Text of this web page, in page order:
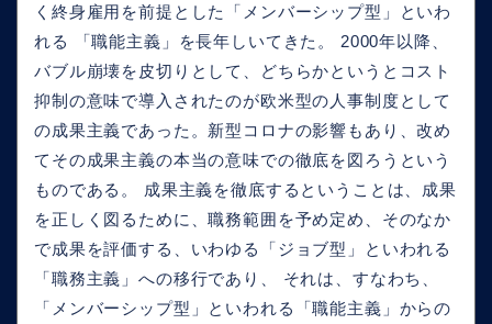
く終身雇用を前提とした「メンバーシップ型」といわ
れる 「職能主義」を長年しいてきた。 2000年以降、
バブル崩壊を皮切りとして、どちらかというとコスト
抑制の意味で導入されたのが欧米型の人事制度として
の成果主義であった。新型コロナの影響もあり、改め
てその成果主義の本当の意味での徹底を図ろうという
ものである。 成果主義を徹底するということは、成果
を正しく図るために、職務範囲を予め定め、そのなか
で成果を評価する、いわゆる「ジョブ型」といわれる
「職務主義」への移行であり、 それは、すなわち、
「メンバーシップ型」といわれる「職能主義」からの